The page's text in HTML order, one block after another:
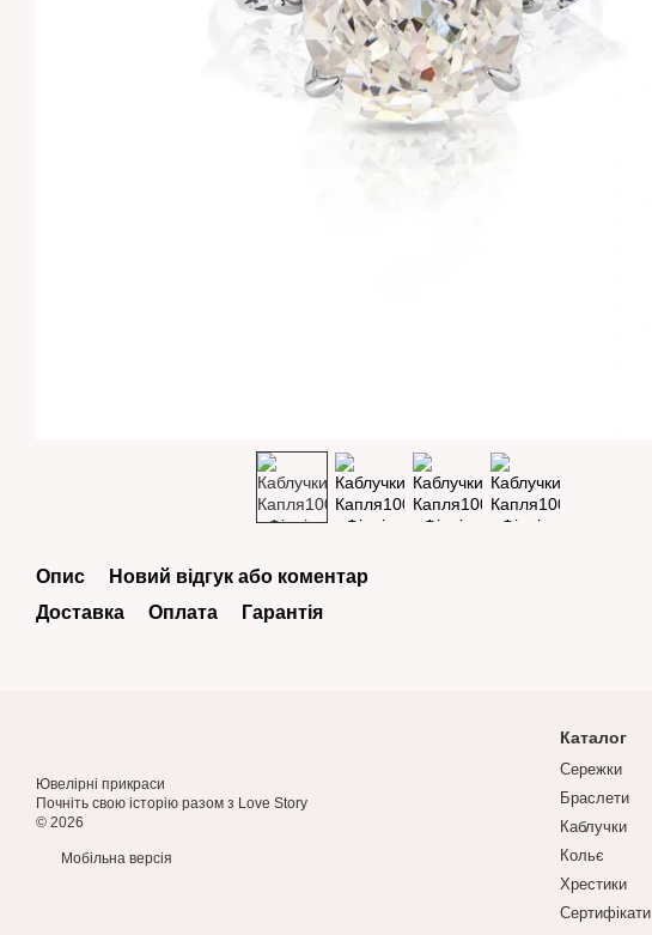
Опис
Новий відгук або коментар
Доставка
Оплата Гарантія
Ювелірні прикраси
Почніть свою історію разом з Love Story
© 2026
Мобільна версія
Каталог
Сережки
Браслети
Каблучки
Кольє
Хрестики
Сертифікати